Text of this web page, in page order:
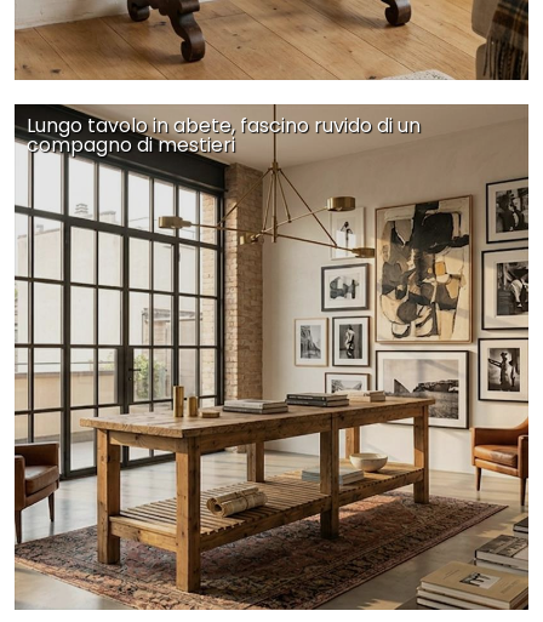
Lungo tavolo in abete, fascino ruvido di un
compagno di mestieri